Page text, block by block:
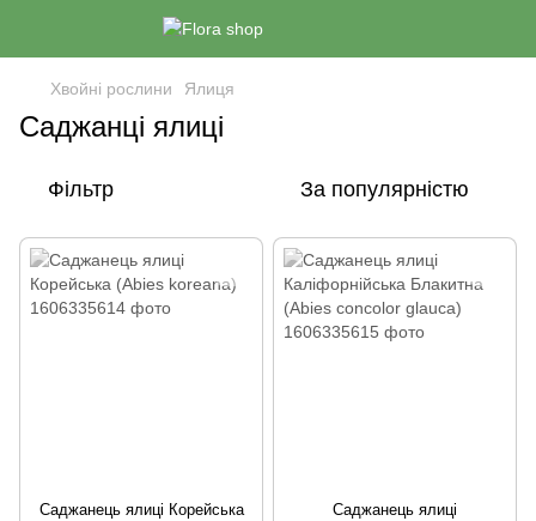
Хвойні рослини Ялиця
Саджанці ялиці
Фільтр За популярністю
Саджанець ялиці Корейська
Саджанець ялиці